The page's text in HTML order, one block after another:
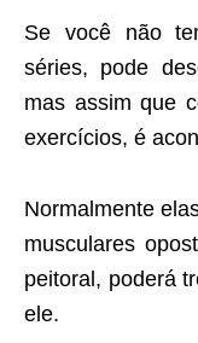
Se você não
séries, pode
mas assim que
exercícios, é
Normalmente
musculares
peitoral, poderá
ele.